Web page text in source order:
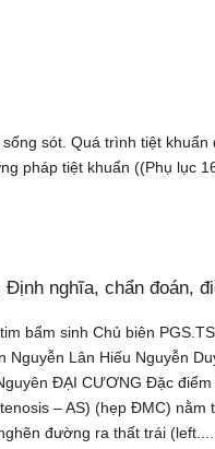
sót. Quá trình tiệt khuẩn
pháp tiệt khuẩn ((Phụ lục
Định nghĩa, chẩn đoán,
bẩm sinh Chủ biên
Nguyễn Lân Hiếu Nguyễn
ĐẠI CƯƠNG Đặc
– AS) (hẹp ĐMC) nằm
đường ra thất trái (left......